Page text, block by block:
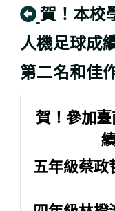
回上頁
賀！本校
人機足球成
第二名和佳
賀！參加
五年級蔡政